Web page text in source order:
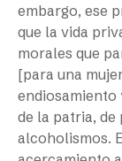
embargo, ese
que la vida
morales que
[para una
endiosamiento
de la patria, de
alcoholismos.